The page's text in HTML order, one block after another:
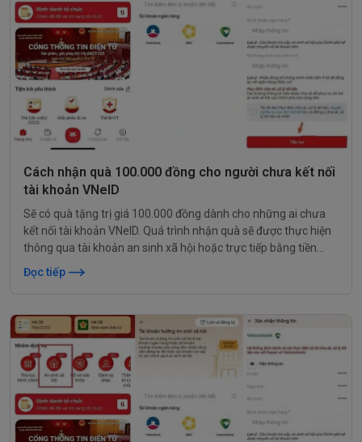
Cách nhận quà 100.000 đồng cho người chưa kết nối
tài khoản VNeID
Sẽ có quà tặng trị giá 100.000 đồng dành cho những ai chưa
kết nối tài khoản VNeID. Quá trình nhận quà sẽ được thực hiện
thông qua tài khoản an sinh xã hội hoặc trực tiếp bằng tiền
mặt.
Đọc tiếp